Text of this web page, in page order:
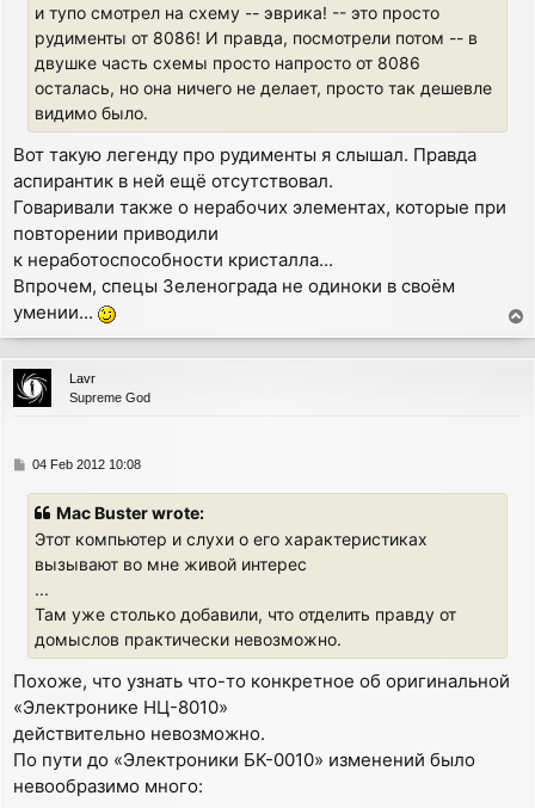
и тупо смотрел на схему -- эврика! -- это просто
рудименты от 8086! И правда, посмотрели потом -- в
двушке часть схемы просто напросто от 8086
осталась, но она ничего не делает, просто так дешевле
видимо было.
Вот такую легенду про рудименты я слышал. Правда
аспирантик в ней ещё отсутствовал.
Говаривали также о нерабочих элементах, которые при
повторении приводили
к неработоспособности кристалла...
Впрочем, спецы Зеленограда не одиноки в своём
умении...
o
p
Lavr
Supreme God
P04 Feb 2012 10:08
Mac Buster wrote:
Этот компьютер и слухи о его характеристиках
вызывают во мне живой интерес
...
Там уже столько добавили, что отделить правду от
домыслов практически невозможно.
Похоже, что узнать что-то конкретное об оригинальной
«Электронике НЦ-8010»
действительно невозможно.
По пути до «Электроники БК-0010» изменений было
невообразимо много: